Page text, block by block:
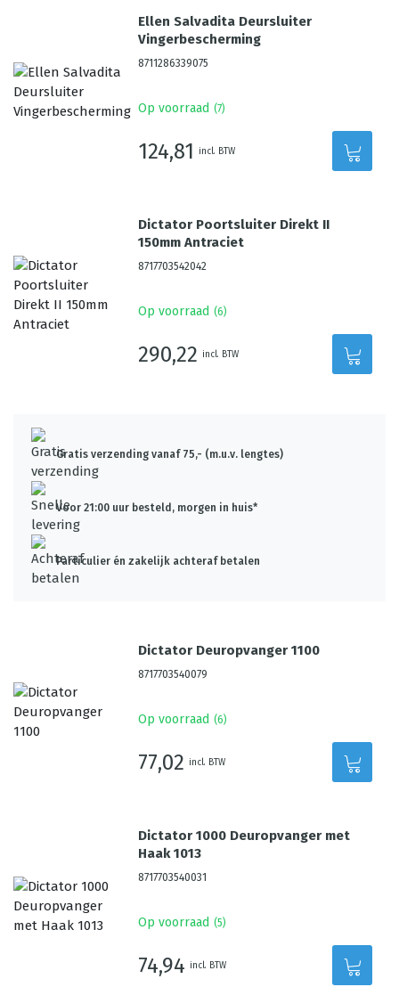
Ellen Salvadita Deursluiter
Vingerbescherming
8711286339075
Op voorraad (7)
124,81 incl. BTW
Dictator Poortsluiter Direkt II
150mm Antraciet
8717703542042
Op voorraad (6)
290,22 incl. BTW
Gratis verzending vanaf 75,- (m.u.v. lengtes)
Voor 21:00 uur besteld, morgen in huis*
Particulier én zakelijk achteraf betalen
Dictator Deuropvanger 1100
8717703540079
Op voorraad (6)
77,02 incl. BTW
Dictator 1000 Deuropvanger met
Haak 1013
8717703540031
Op voorraad (5)
74,94 incl. BTW